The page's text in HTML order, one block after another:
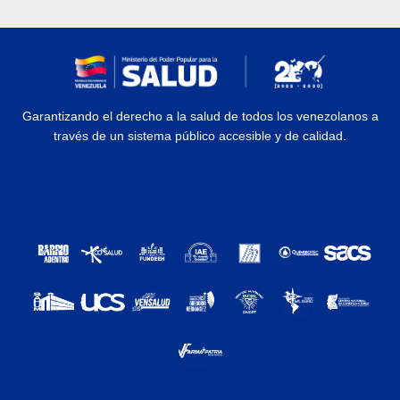
Garantizando el derecho a la salud de todos los venezolanos a
través de un sistema público accesible y de calidad.